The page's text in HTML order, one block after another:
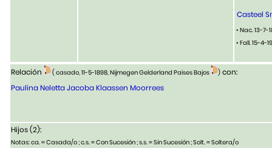
Casteel
• Nac. 13-
• Fall. 15-4-
Relación ( casado, 11-5-1898, Nijmegen Gelderland Paises Bajos ) con:
Paulina Neletta Jacoba Klaassen Moorrees
Hijos (2):
Notas: ca. = Casada/o ; c.s. = Con Sucesión ; s.s. = Sin Sucesión ; Solt. = Soltera/o